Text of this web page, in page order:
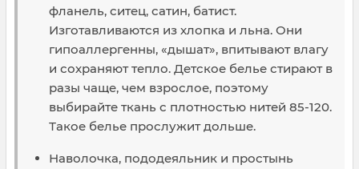
фланель, ситец, сатин, батист.
Изготавливаются из хлопка и льна. Они
гипоаллергенны, «дышат», впитывают влагу
и сохраняют тепло. Детское белье стирают в
разы чаще, чем взрослое, поэтому
выбирайте ткань с плотностью нитей 85-120.
Такое белье прослужит дольше.
Наволочка, пододеяльник и простынь